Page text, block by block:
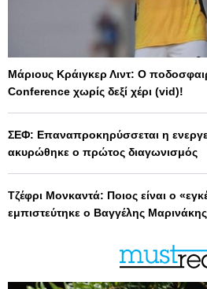
Μάριους Κράιγκερ Λιντ: Ο
Conference χωρίς δεξί χέρι (vid)!
ΣΕΦ: Επαναπροκηρύσσεται η
ακυρώθηκε ο πρώτος διαγωνισμός
Τζέφρι Μονκαντά: Ποιος είναι ο
εμπιστεύτηκε ο Βαγγέλης Μαρινάκης